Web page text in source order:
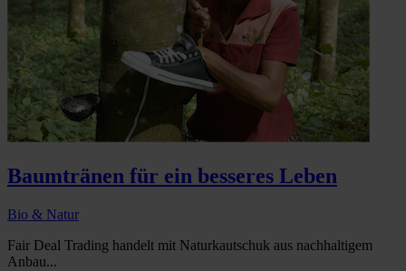
Baumtränen für ein besseres Leben
Bio & Natur
Fair Deal Trading handelt mit Naturkautschuk aus nachhaltigem
Anbau...